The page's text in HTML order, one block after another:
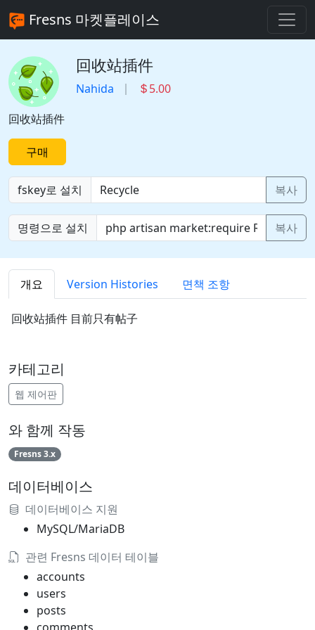
Fresns 마켓플레이스
回收站插件
Nahida
5.00
回收站插件
구매
fskey로 설치 복사
명령으로 설치 복사
개요 Version Histories 면책 조항
回收站插件 目前只有帖子
카테고리
웹 제어판
와 함께 작동
Fresns 3.x
데이터베이스
데이터베이스 지원
MySQL/MariaDB
관련 Fresns 데이터 테이블
accounts
users
posts